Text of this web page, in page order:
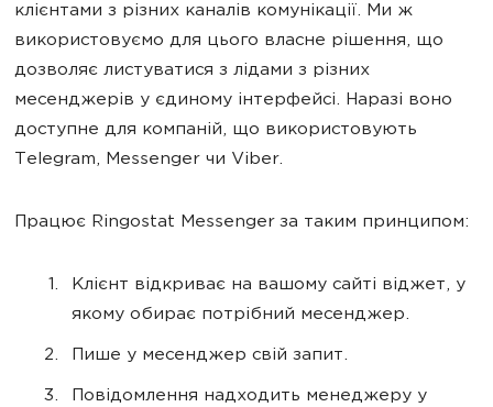
клієнтами з різних каналів комунікації. Ми ж
використовуємо для цього власне рішення, що
дозволяє листуватися з лідами з різних
месенджерів у єдиному інтерфейсі. Наразі воно
доступне для компаній, що використовують
Telegram, Messenger чи Viber.
Працює Ringostat Messenger за таким принципом:
Клієнт відкриває на вашому сайті віджет, у
якому обирає потрібний месенджер.
Пише у месенджер свій запит.
Повідомлення надходить менеджеру у